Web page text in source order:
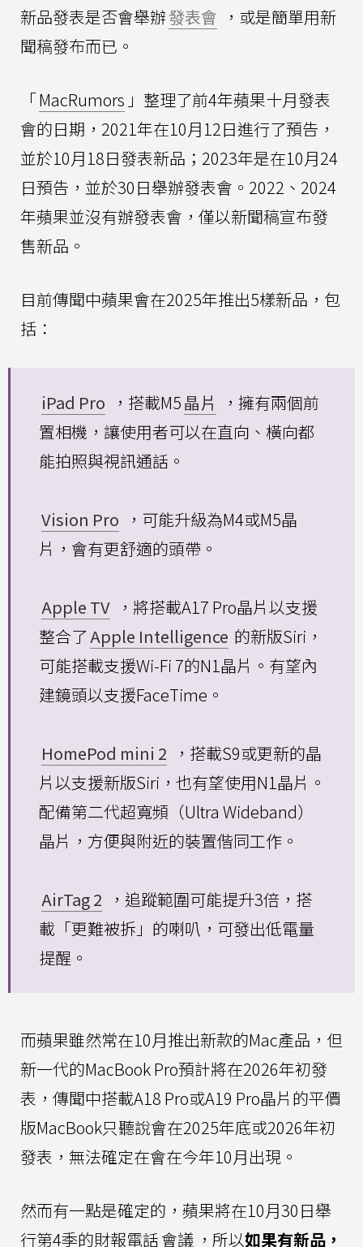
新品發表是否會舉辦發表會 ，或是簡單用新
聞稿發布而已。
「MacRumors 」整理了前4年蘋果十月發表
會的日期，2021年在10月12日進行了預告，
並於10月18日發表新品；2023年是在10月24
日預告，並於30日舉辦發表會。2022、2024
年蘋果並沒有辦發表會，僅以新聞稿宣布發
售新品。
目前傳聞中蘋果會在2025年推出5樣新品，包
括：
iPad Pro ，搭載M5晶片
，擁有兩個前
置相機，讓使用者可以在直向、橫向都
能拍照與視訊通話。
Vision Pro ，可能升級為M4或M5晶
片，會有更舒適的頭帶。
Apple TV ，將搭載A17 Pro晶片以支援
整合了Apple Intelligence 的新版Siri，
可能搭載支援Wi-Fi 7的N1晶片。有望內
建鏡頭以支援FaceTime。
HomePod mini 2 ，搭載S9或更新的晶
片以支援新版Siri，也有望使用N1晶片。
配備第二代超寬頻（Ultra Wideband）
晶片，方便與附近的裝置偕同工作。
AirTag 2 ，追蹤範圍可能提升3倍，搭
載「更難被拆」的喇叭，可發出低電量
提醒。
而蘋果雖然常在10月推出新款的Mac產品，但
新一代的MacBook Pro預計將在2026年初發
表，傳聞中搭載A18 Pro或A19 Pro晶片的平價
版MacBook只聽說會在2025年底或2026年初
發表，無法確定在會在今年10月出現。
然而有一點是確定的，蘋果將在10月30日舉
行第4季的財報電話會議 ，所以如果有新品，